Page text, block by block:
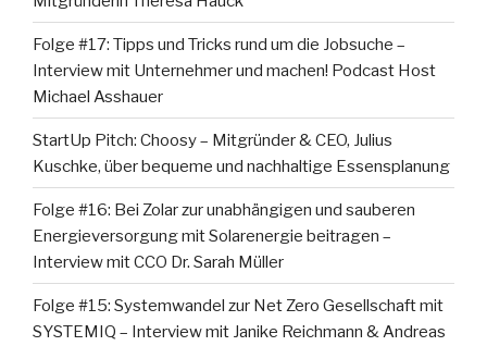
Folge #17: Tipps und Tricks rund um die Jobsuche –
Interview mit Unternehmer und machen! Podcast Host
Michael Asshauer
StartUp Pitch: Choosy – Mitgründer & CEO, Julius
Kuschke, über bequeme und nachhaltige Essensplanung
Folge #16: Bei Zolar zur unabhängigen und sauberen
Energieversorgung mit Solarenergie beitragen –
Interview mit CCO Dr. Sarah Müller
Folge #15: Systemwandel zur Net Zero Gesellschaft mit
SYSTEMIQ – Interview mit Janike Reichmann & Andreas